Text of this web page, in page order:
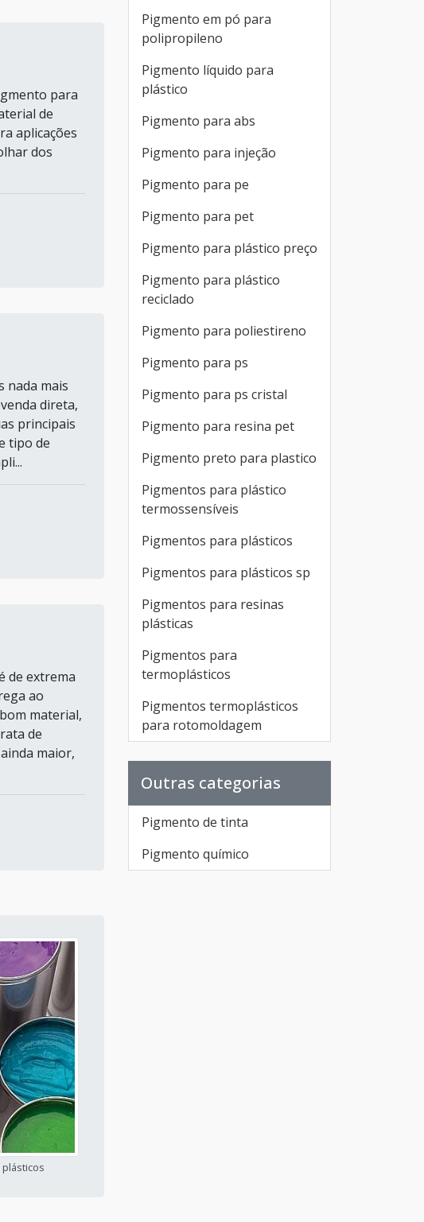
para
de
aplicações
dos
nada mais
direta,
principais
tipo de
de extrema
ao
material,
de
maior,
Pigmento em pó para
polipropileno
Pigmento líquido para
plástico
Pigmento para abs
Pigmento para injeção
Pigmento para pe
Pigmento para pet
Pigmento para plástico preço
Pigmento para plástico
reciclado
Pigmento para poliestireno
Pigmento para ps
Pigmento para ps cristal
Pigmento para resina pet
Pigmento preto para plastico
Pigmentos para plástico
termossensíveis
Pigmentos para plásticos
Pigmentos para plásticos sp
Pigmentos para resinas
plásticas
Pigmentos para
termoplásticos
Pigmentos termoplásticos
para rotomoldagem
Outras categorias
Pigmento de tinta
Pigmento químico